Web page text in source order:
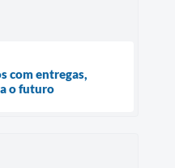
com entregas,
o futuro